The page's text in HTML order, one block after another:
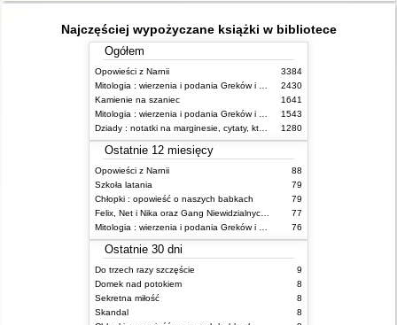
Najczęściej wypożyczane książki w bibliotece
Ogółem
Opowieści z Narnii
3384
2430
Kamienie na szaniec
1641
1543
1280
Ostatnie 12 miesięcy
Opowieści z Narnii
88
Szkoła latania
79
Chłopki : opowieść o naszych babkach
79
77
76
Ostatnie 30 dni
Do trzech razy szczęście
9
Domek nad potokiem
8
Sekretna miłość
8
Skandal
8